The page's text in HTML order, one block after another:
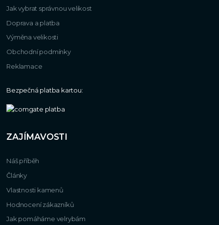
Jak vybrat správnou velikost
Doprava a platba
Výměna velikosti
Obchodní podmínky
Reklamace
Bezpečná platba kartou:
ZAJÍMAVOSTI
Náš příběh
Články
Vlastnosti kamenů
Hodnocení zákazníků
Jak pomáháme velrybám